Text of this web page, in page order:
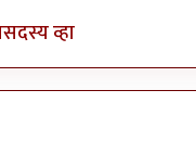
सदस्य व्हा